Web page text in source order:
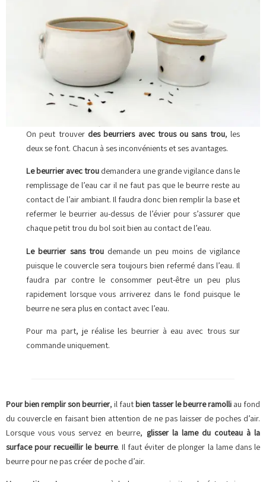
On peut trouver des beurriers avec trous ou sans trou, les
deux se font. Chacun à ses inconvénients et ses avantages.
Le beurrier avec trou demandera une grande vigilance dans le
remplissage de l’eau car il ne faut pas que le beurre reste au
contact de l’air ambiant. Il faudra donc bien remplir la base et
refermer le beurrier au-dessus de l’évier pour s’assurer que
chaque petit trou du bol soit bien au contact de l’eau.
Le beurrier sans troudemande un peu moins de vigilance
puisque le couvercle sera toujours bien refermé dans l’eau. Il
faudra par contre le consommer peut-être un peu plus
rapidement lorsque vous arriverez dans le fond puisque le
beurre ne sera plus en contact avec l’eau.
Pour ma part, je réalise les beurrier à eau avec trous sur
commande uniquement.
Pour bien remplir son beurrier, il fautbien tasser le beurre ramolli au fond
du couvercle en faisant bien attention de ne pas laisser de poches d’air.
Lorsque vous vous servez en beurre, glisser la lame du couteau à la
surface pour recueillir le beurre. Il faut éviter de plonger la lame dans le
beurre pour ne pas créer de poche d’air.